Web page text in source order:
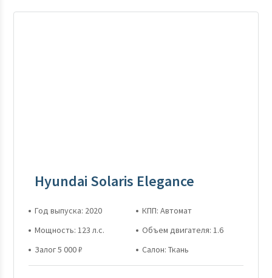
Hyundai Solaris Elegance
Год выпуска: 2020
КПП: Автомат
Мощность: 123 л.с.
Объем двигателя: 1.6
Залог 5 000 ₽
Салон: Ткань